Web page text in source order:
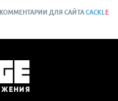
КОММЕНТАРИИ ДЛЯ САЙТАCACKL E